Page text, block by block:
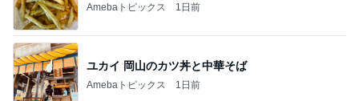
Amebaトピックス 1日前
ユカイ 岡山のカツ丼と中華そば
Amebaトピックス 1日前